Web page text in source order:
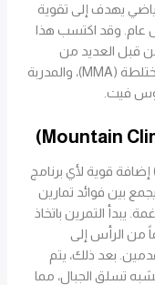
يهدف إلى تقوية
عام. وقد اكتسب هذا
قبل العديد من
الرياضيين، مثل لاعبي الرياضات القتالية المختلطة (MMA)، والمدربة
فيت.
قوية لأي برنامج
بين فوائد تمارين
يبدأ التمرين باتخاذ
من الرأس إلى
بعد ذلك، يتم
تسلق الجبال، مما